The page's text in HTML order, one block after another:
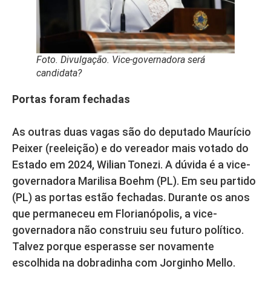
Foto. Divulgação. Vice-governadora será
candidata?
Portas foram fechadas
As outras duas vagas são do deputado Maurício
Peixer (reeleição) e do vereador mais votado do
Estado em 2024, Wilian Tonezi. A dúvida é a vice-
governadora Marilisa Boehm (PL). Em seu partido
(PL) as portas estão fechadas. Durante os anos
que permaneceu em Florianópolis, a vice-
governadora não construiu seu futuro político.
Talvez porque esperasse ser novamente
escolhida na dobradinha com Jorginho Mello.